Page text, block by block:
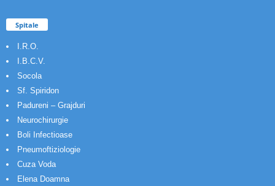
Spitale
I.R.O.
I.B.C.V.
Socola
Sf. Spiridon
Padureni – Grajduri
Neurochirurgie
Boli Infectioase
Pneumoftiziologie
Cuza Voda
Elena Doamna